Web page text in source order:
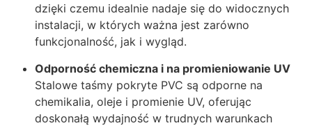
dzięki czemu idealnie nadaje się do widocznych
instalacji, w których ważna jest zarówno
funkcjonalność, jak i wygląd.
Odporność chemiczna i na promieniowanie UV
Stalowe taśmy pokryte PVC są odporne na
chemikalia, oleje i promienie UV, oferując
doskonałą wydajność w trudnych warunkach